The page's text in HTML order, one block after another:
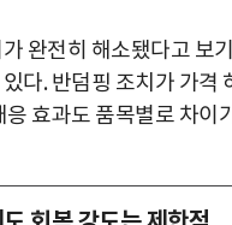
완전히 해소됐다고 보
다. 반덤핑 조치가 가
응 효과도 품목별로 차이